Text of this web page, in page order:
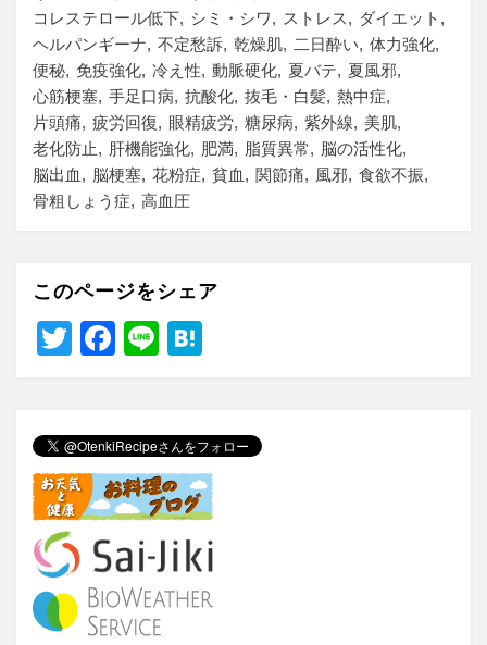
コレステロール低下
シミ・シワ ストレス
ダイエット
ヘルパンギーナ
不定愁訴 乾燥肌 二日酔い
体力強化
便秘 免疫強化 冷え性 動脈硬化 夏バテ
夏風邪
心筋梗塞 手足口病 抗酸化 抜毛・白髪 熱中症
片頭痛
疲労回復 眼精疲労 糖尿病 紫外線
美肌
老化防止
肝機能強化 肥満 脂質異常
脳の活性化
脳出血
脳梗塞 花粉症 貧血 関節痛 風邪 食欲不振
骨粗しょう症
高血圧
このページをシェア
T
er
F
e
b
o
o
k
Li
n
a